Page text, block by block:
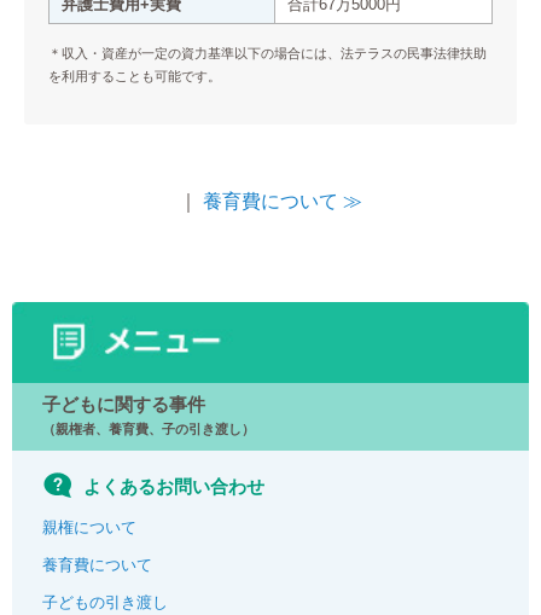
弁護士費用+実費 合計67万5000円
＊収入・資産が一定の資力基準以下の場合には、法テラスの民事法律扶助
を利用することも可能です。
養育費について ≫
子どもに関する事件
（親権者、養育費、子の引き渡し）
よくあるお問い合わせ
親権について
養育費について
子どもの引き渡し